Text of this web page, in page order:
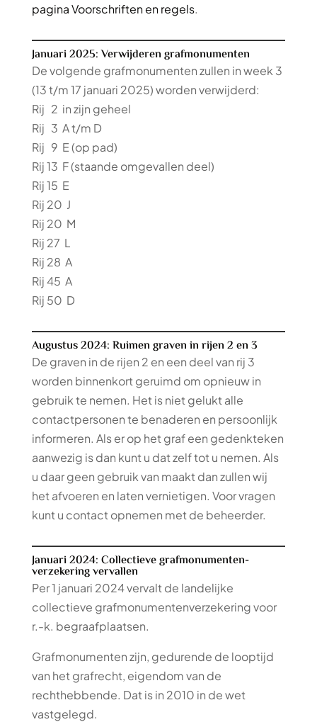
pagina Voorschriften en regels.
Januari 2025: Verwijderen grafmonumenten
De volgende grafmonumenten zullen in week 3
(13 t/m 17 januari 2025) worden verwijderd:
Rij 2 in zijn geheel
Rij 3 A t/m D
Rij 9 E (op pad)
Rij 13 F (staande omgevallen deel)
Rij 15 E
Rij 20 J
Rij 20 M
Rij 27 L
Rij 28 A
Rij 45 A
Rij 50 D
Augustus 2024: Ruimen graven in rijen 2 en 3
De graven in de rijen 2 en een deel van rij 3
worden binnenkort geruimd om opnieuw in
gebruik te nemen. Het is niet gelukt alle
contactpersonen te benaderen en persoonlijk
informeren. Als er op het graf een gedenkteken
aanwezig is dan kunt u dat zelf tot u nemen. Als
u daar geen gebruik van maakt dan zullen wij
het afvoeren en laten vernietigen. Voor vragen
kunt u contact opnemen met de beheerder.
Januari 2024: Collectieve grafmonumenten-
verzekering vervallen
Per 1 januari 2024 vervalt de landelijke
collectieve grafmonumentenverzekering voor
r.-k. begraafplaatsen.
Grafmonumenten zijn, gedurende de looptijd
van het grafrecht, eigendom van de
rechthebbende. Dat is in 2010 in de wet
vastgelegd.